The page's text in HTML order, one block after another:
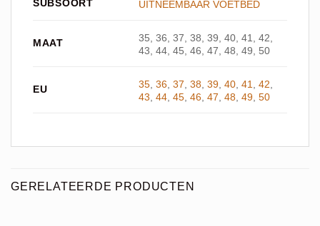
SUBSOORT UITNEEMBAAR VOETBED
MAAT
35, 36, 37, 38, 39, 40, 41, 42,
43, 44, 45, 46, 47, 48, 49, 50
EU 35 ,36 ,37 ,38 ,39 ,40 ,41 ,42
43 ,44 ,45 ,46 ,47 ,48 ,49 ,50
GERELATEERDE PRODUCTEN